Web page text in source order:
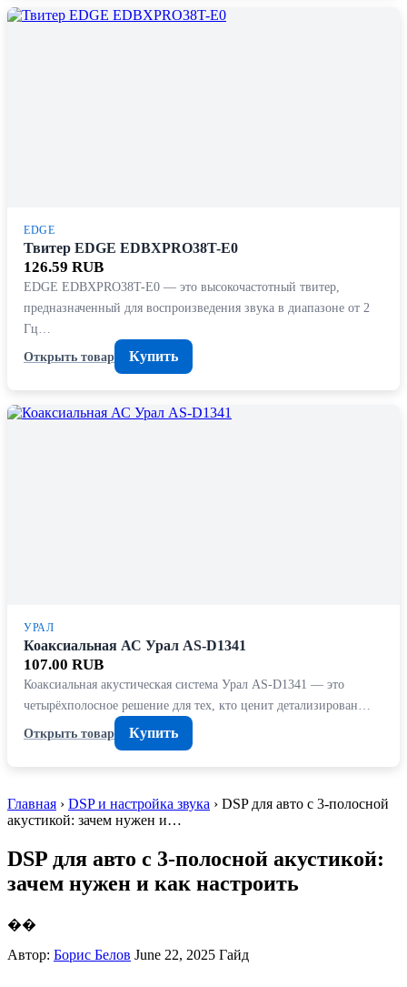
EDGE
Твитер EDGE EDBXPRO38T-E0
126.59 RUB
EDGE EDBXPRO38T-E0 — это высокочастотный твитер,
предназначенный для воспроизведения звука в диапазоне от 2
Гц…
Открыть товар
Купить
УРАЛ
Коаксиальная АС Урал AS-D1341
107.00 RUB
Коаксиальная акустическая система Урал AS-D1341 — это
четырёхполосное решение для тех, кто ценит детализирован…
Открыть товар
Купить
Главная › DSP и настройка звука › DSP для авто с 3-полосной
акустикой: зачем нужен и…
DSP для авто с 3-полосной акустикой:
зачем нужен и как настроить
��
Автор: Борис Белов June 22, 2025 Гайд